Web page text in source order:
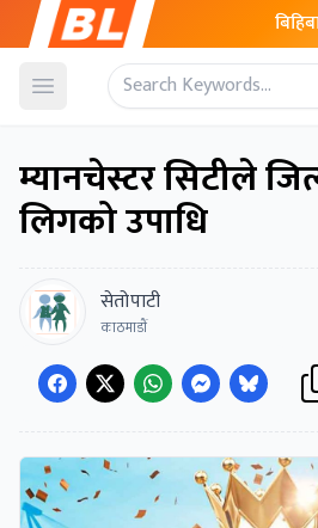
Open menu
म्यानचेस्टर सिटीले
लिगको उपाधि
सेतोपाटी
काठमाडाैं